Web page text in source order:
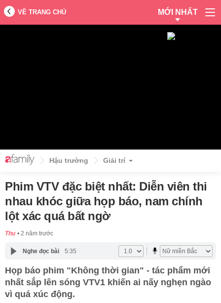
VỀ TRANG CHỦ MỚI NHẤT
Hậu trường Giải trí
Phim VTV đặc biệt nhất: Diễn viên thi
nhau khóc giữa họp báo, nam chính
lột xác quá bất ngờ
Thu 2 năm trước
Nghe đọc bài 5:35
Họp báo phim "Không thời gian" - tác phẩm mới
nhất sắp lên sóng VTV1 khiến ai nấy nghẹn ngào
vì quá xúc động.